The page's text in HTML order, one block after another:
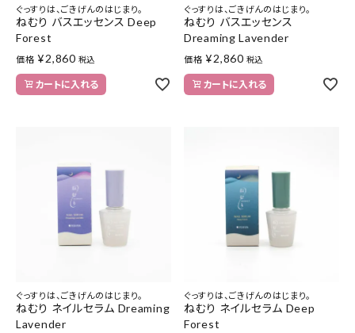
ぐっすりは、ごきげんのはじまり。
ねむり バスエッセンス Deep
Forest
価格 ¥2,860 税込
カートに入れる
ぐっすりは、ごきげんのはじまり。
ねむり バスエッセンス
Dreaming Lavender
価格 ¥2,860 税込
カートに入れる
ぐっすりは、ごきげんのはじまり。
ねむり ネイルセラム Dreaming
Lavender
ぐっすりは、ごきげんのはじまり。
ねむり ネイルセラム Deep
Forest